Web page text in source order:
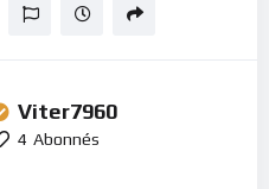
Viter7960
4 Abonnés